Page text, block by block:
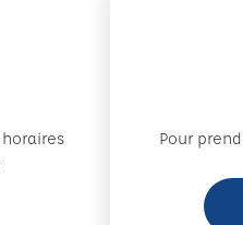
horaires
Pour